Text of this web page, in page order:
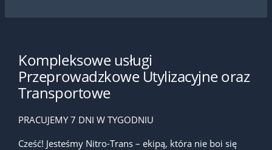
Kompleksowe usługi
Przeprowadzkowe Utylizacyjne oraz
Transportowe
PRACUJEMY 7 DNI W TYGODNIU
Cześć! Jesteśmy Nitro-Trans – ekipą, która nie boi się